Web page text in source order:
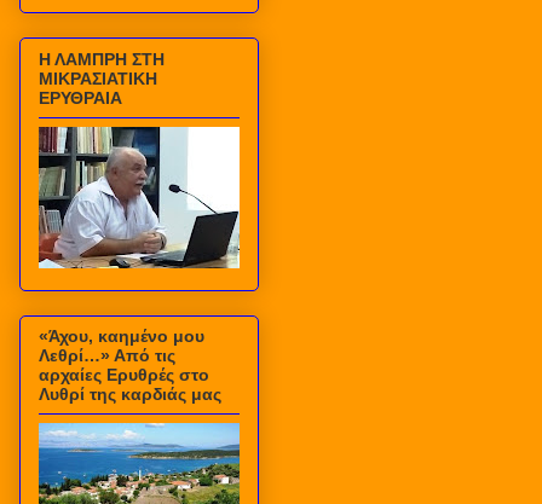
Η ΛΑΜΠΡΗ ΣΤΗ
ΜΙΚΡΑΣΙΑΤΙΚΗ
ΕΡΥΘΡΑΙΑ
«Άχου, καημένο μου
Λεθρί…» Από τις
αρχαίες Ερυθρές στο
Λυθρί της καρδιάς μας